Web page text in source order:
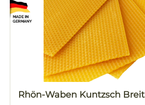
Rhön-Waben Kuntzsch Breit